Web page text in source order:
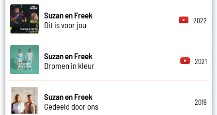
Suzan en Freek
Dit is voor jou
2022
Suzan en Freek
Dromen in kleur
2021
Suzan en Freek
Gedeeld door ons
2019